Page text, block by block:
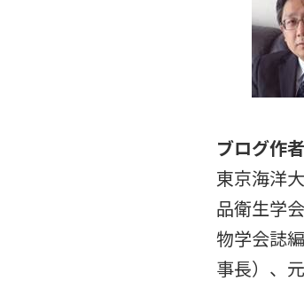
ブログ作
東京海洋
品衛生学
物学会誌
事長）、